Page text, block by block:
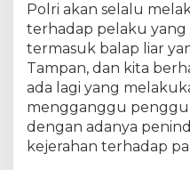
i
a
m
a
n
k
n
K
Polri akan selalu
terhadap pelaku
termasuk balap liar
Tampan, dan kita
ada lagi yang
mengganggu
dengan adanya
kejerahan terhadap